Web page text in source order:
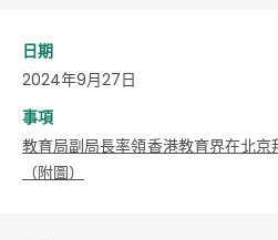
日期
2024年9月27日
事項
教育局副局長率領香港教育界在北
（附圖）